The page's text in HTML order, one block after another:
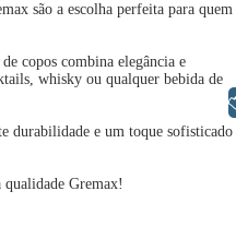
são a escolha perfeita para quem
copos combina elegância e
whisky ou qualquer bebida de
durabilidade e um toque sofisticado
qualidade Gremax!